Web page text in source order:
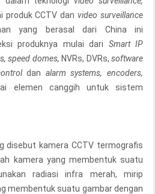
produk CCTV danvideo surveillance
yang berasal dari China ini
produknya mulai dari Smart IP
speed domes, NVRs, DVRs, software
dan alarm systems, encoders,
elemen canggih untuk sistem
disebut kamera CCTV termografis
kamera yang membentuk suatu
radiasi infra merah, mirip
membentuk suatu gambar dengan